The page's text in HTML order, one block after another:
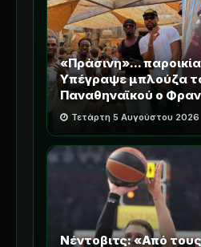
«Πράσινη»...
Υπέγραψε μπλούζα
Παναθηναϊκού ο
Τετάρτη 5 Αυγούστου 2026
Νέντοβιτς: «Από